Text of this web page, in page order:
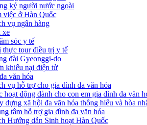
ký người nước ngoài
việc ở Hàn Quốc
vụ ngân hàng
xe
sóc y tế
thực tour điều trị y tế
đài Gyeonggi-do
khiếu nại điện tử
văn hóa
vụ hỗ trợ cho gia đình đa văn hóa
hoạt động dành cho con em gia đình đa văn
dựng xã hội đa văn hóa thông hiểu và hòa
tâm hỗ trợ gia đình đa văn hóa
Hướng dẫn Sinh hoạt Hàn Quốc